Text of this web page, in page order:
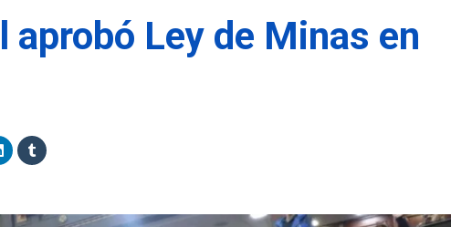
Ley de Minas en